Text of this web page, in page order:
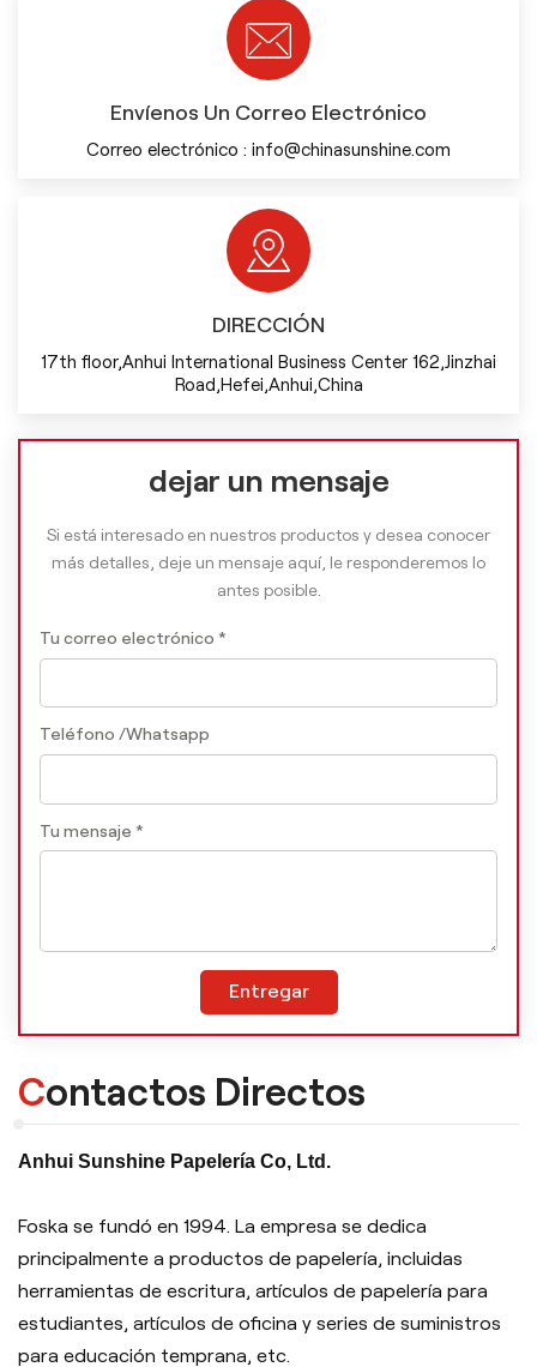
Envíenos Un Correo Electrónico
Correo electrónico : info@chinasunshine.com
DIRECCIÓN
17th floor,Anhui International Business Center 162,Jinzhai
Road,Hefei,Anhui,China
dejar un mensaje
Si está interesado en nuestros productos y desea conocer
más detalles, deje un mensaje aquí, le responderemos lo
antes posible.
Tu correo electrónico *
Teléfono /Whatsapp
Tu mensaje *
Entregar
Contactos Directos
Anhui Sunshine Papelería Co, Ltd.
Foska se fundó en 1994. La empresa se dedica
principalmente a productos de papelería, incluidas
herramientas de escritura, artículos de papelería para
estudiantes, artículos de oficina y series de suministros
para educación temprana, etc.